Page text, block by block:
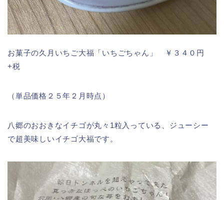
お菓子の久月いちご大福「いちごちゃん」 ￥３４０円
+税
（単品価格２５年２月時点）
八郷のおおきなイチゴが丸々1粒入っている、ジューシー
で超美味しいイチゴ大福です。